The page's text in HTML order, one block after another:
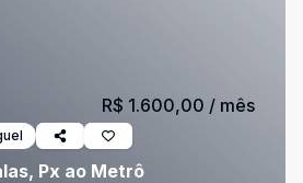
Px ao Metrô
R$ 1.600,00 / mês